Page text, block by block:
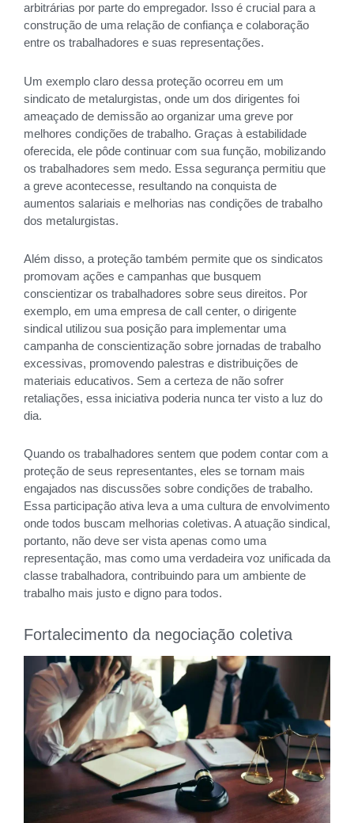
arbitrárias por parte do empregador. Isso é crucial para a
construção de uma relação de confiança e colaboração
entre os trabalhadores e suas representações.
Um exemplo claro dessa proteção ocorreu em um
sindicato de metalurgistas, onde um dos dirigentes foi
ameaçado de demissão ao organizar uma greve por
melhores condições de trabalho. Graças à estabilidade
oferecida, ele pôde continuar com sua função, mobilizando
os trabalhadores sem medo. Essa segurança permitiu que
a greve acontecesse, resultando na conquista de
aumentos salariais e melhorias nas condições de trabalho
dos metalurgistas.
Além disso, a proteção também permite que os sindicatos
promovam ações e campanhas que busquem
conscientizar os trabalhadores sobre seus direitos. Por
exemplo, em uma empresa de call center, o dirigente
sindical utilizou sua posição para implementar uma
campanha de conscientização sobre jornadas de trabalho
excessivas, promovendo palestras e distribuições de
materiais educativos. Sem a certeza de não sofrer
retaliações, essa iniciativa poderia nunca ter visto a luz do
dia.
Quando os trabalhadores sentem que podem contar com a
proteção de seus representantes, eles se tornam mais
engajados nas discussões sobre condições de trabalho.
Essa participação ativa leva a uma cultura de envolvimento
onde todos buscam melhorias coletivas. A atuação sindical,
portanto, não deve ser vista apenas como uma
representação, mas como uma verdadeira voz unificada da
classe trabalhadora, contribuindo para um ambiente de
trabalho mais justo e digno para todos.
Fortalecimento da negociação coletiva